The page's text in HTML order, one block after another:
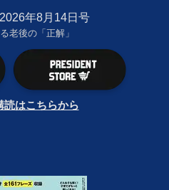
年8月14日号
老後の「正解」
読はこちらから